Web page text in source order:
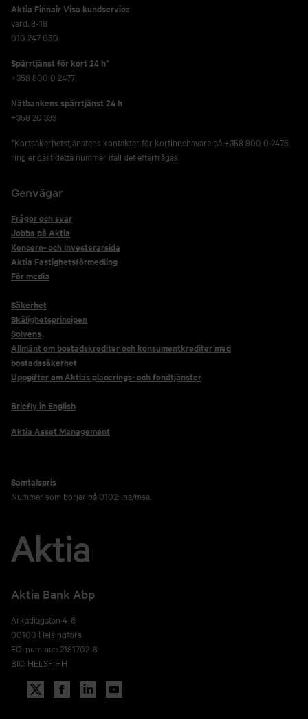
Aktia Finnair Visa kundservice
vard. 8-18
010 247 050
Spärrtjänst för kort 24 h*
+358 800 0 2477
Nätbankens spärrtjänst 24 h
+358 20 333
*Kortsäkerhetstjänstens kontakter för kortinnehavare på +358 800 0 2476,
ring endast detta nummer ifall det efterfrågas.
Genvägar
Frågor och svar
Jobba på Aktia
Koncern- och investerarsida
Aktia Fastighetsförmedling
För media
Säkerhet
Skälighetsprincipen
Solvens
Allmänt om bostadskrediter och konsumentkrediter med
bostadssäkerhet
Uppgifter om Aktias placerings- och fondtjänster
Briefly in English
Aktia Asset Management
Samtalspris
Nummer som börjar på 0102: lna/msa.
Aktia Bank Abp
Arkadiagatan 4-6
00100 Helsingfors
FO-nummer: 2181702-8
BIC: HELSFIHH